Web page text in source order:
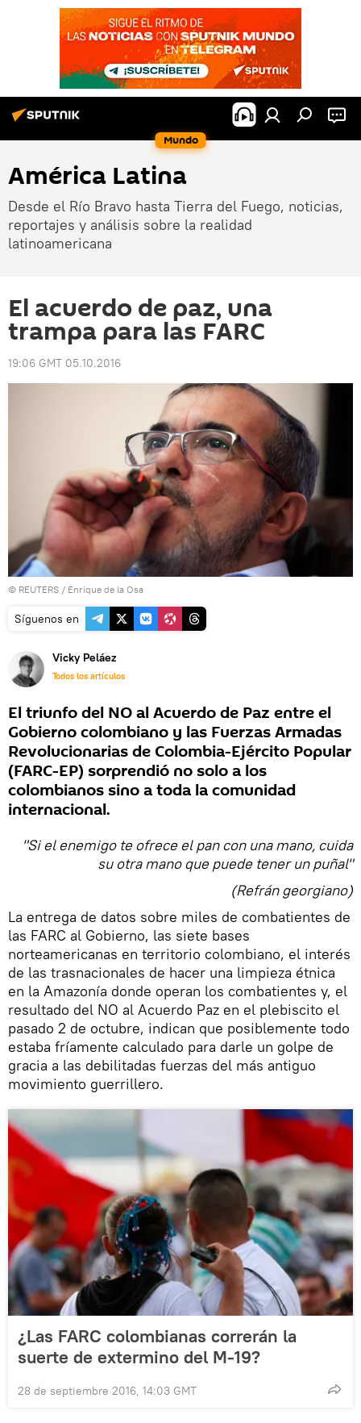
Mundo
América Latina
Desde el Río Bravo hasta Tierra del Fuego, noticias,
reportajes y análisis sobre la realidad
latinoamericana
El acuerdo de paz, una
trampa para las FARC
19:06 GMT 05.10.2016
© REUTERS / Enrique de la Osa
Síguenos en
Vicky Peláez
Todos los artículos
El triunfo del NO al Acuerdo de Paz entre el
Gobierno colombiano y las Fuerzas Armadas
Revolucionarias de Colombia-Ejército Popular
(FARC-EP) sorprendió no solo a los
colombianos sino a toda la comunidad
internacional.
"Si el enemigo te ofrece el pan con una mano, cuida
su otra mano que puede tener un puñal"
(Refrán georgiano)
La entrega de datos sobre miles de combatientes de
las FARC al Gobierno, las siete bases
norteamericanas en territorio colombiano, el interés
de las trasnacionales de hacer una limpieza étnica
en la Amazonía donde operan los combatientes y, el
resultado del NO al Acuerdo Paz en el plebiscito el
pasado 2 de octubre, indican que posiblemente todo
estaba fríamente calculado para darle un golpe de
gracia a las debilitadas fuerzas del más antiguo
movimiento guerrillero.
¿Las FARC colombianas correrán la
suerte de extermino del M-19?
28 de septiembre 2016, 14:03 GMT